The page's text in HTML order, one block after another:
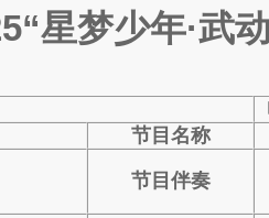
“星梦少年·武
节目 名称
节目伴奏